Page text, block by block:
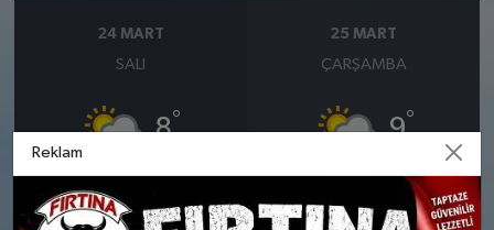
24 MART
SALI
8°
Bölgesel düzensiz yağmur
yağışlı
25 MART
ÇARŞAMBA
9°
Bölgesel düzensiz yağmur
yağışlı
Reklam